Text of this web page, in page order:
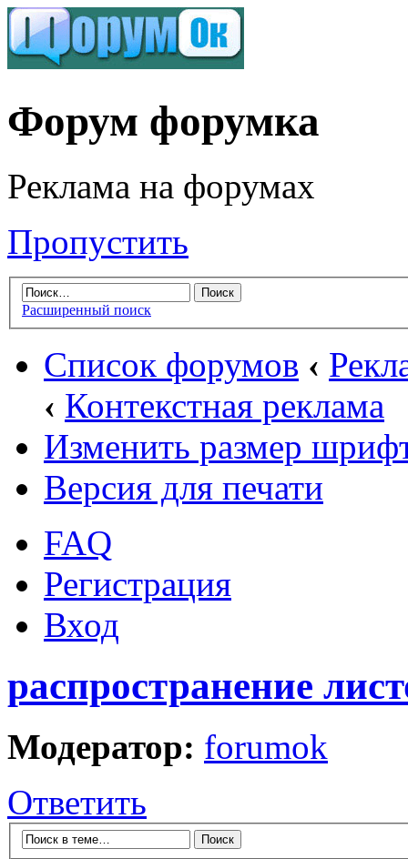
Форум форумка
Реклама на форумах
Пропустить
Расширенный поиск
Список форумов ‹
‹ Контекстная реклама
Изменить размер
Версия для печати
FAQ
Регистрация
Вход
распространение
Модератор: forumok
Ответить